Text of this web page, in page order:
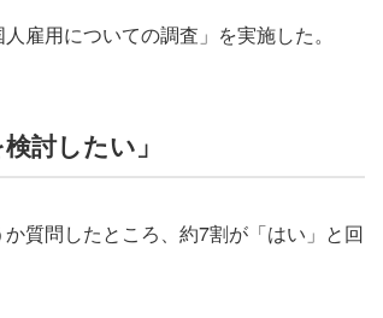
雇用についての調査」を実施した。
討したい」
質問したところ、約7割が「はい」と回